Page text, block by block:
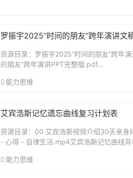
罗振宇2025“时间的朋友”跨年演讲文
资源目录：罗振宇2025“时间的朋友”跨年
的朋友”跨年演讲PPT完整版.pdf...
能力思维
艾宾浩斯记忆遗忘曲线复习计划表
资源目录：00 艾宾浩斯视频介绍30天亲身
- 心得 - 自律生活.mp4艾宾浩斯记忆曲线
能力思维